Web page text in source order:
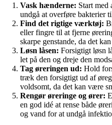
Vask hænderne: Start med
undgå at overføre bakterier
Find det rigtige værktøj:
eller fingre til at fjerne
skarpe genstande, da det
Løsn låsen: Forsigtigt løsn
let på den og dreje den
Tag øreringen ud: Hold
træk den forsigtigt ud af
voldsomt, da det kan være
Rengør øreringe og ører:
en god idé at rense både
og vand for at undgå